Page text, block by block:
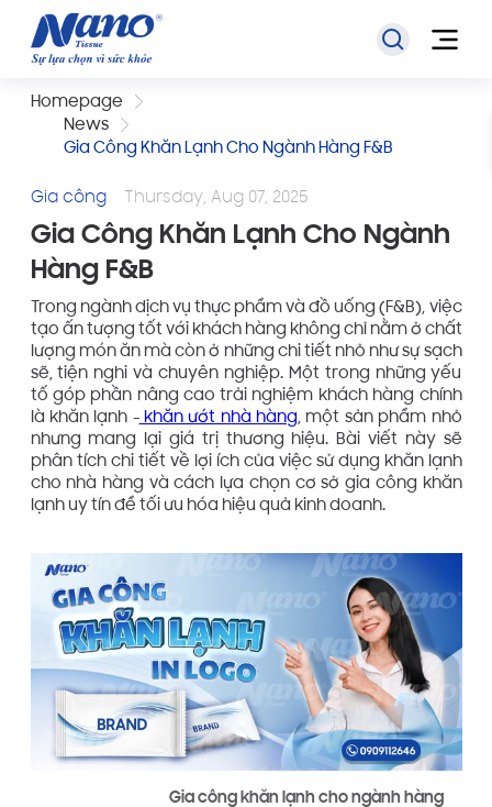
Homepage
News
Gia Công Khăn Lạnh Cho Ngành Hàng F&B
Gia công Thursday, Aug 07, 2025
Gia Công Khăn Lạnh Cho Ngành
Hàng F&B
Trong ngành dịch vụ thực phẩm và đồ uống (F&B), việc
tạo ấn tượng tốt với khách hàng không chỉ nằm ở chất
lượng món ăn mà còn ở những chi tiết nhỏ như sự sạch
sẽ, tiện nghi và chuyên nghiệp. Một trong những yếu
tố góp phần nâng cao trải nghiệm khách hàng chính
là khăn lạnh -khăn ướt nhà hàng, một sản phẩm nhỏ
nhưng mang lại giá trị thương hiệu. Bài viết này sẽ
phân tích chi tiết về lợi ích của việc sử dụng khăn lạnh
cho nhà hàng và cách lựa chọn cơ sở gia công khăn
lạnh uy tín để tối ưu hóa hiệu quả kinh doanh.
Gia công khăn lạnh cho ngành hàng